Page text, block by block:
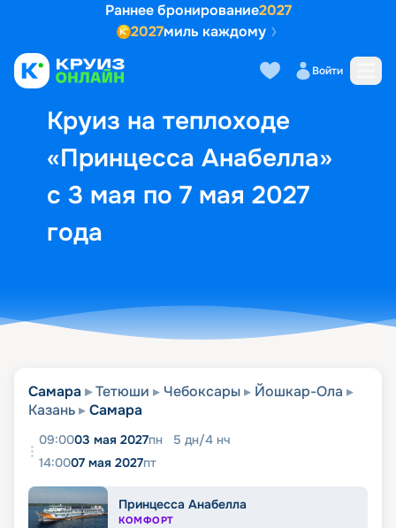
Раннее бронирование2027
2027миль каждому
Войти
Круиз на теплоходе
«Принцесса Анабелла»
с 3 мая по 7 мая 2027
года
Выбор кают Маршрут и
Самара Тетюши Чебоксары
Йошкар-Ола
Казань
Самара
09:0003 мая 2027пн 5 дн/4 нч
14:0007 мая 2027пт
Принцесса Анабелла
КОМФОРТ